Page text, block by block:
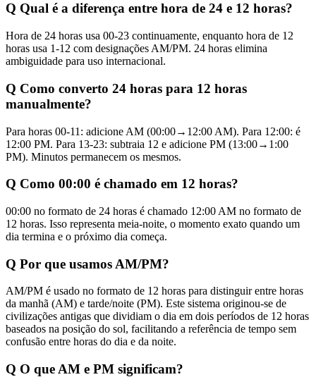
Q Qual é a diferença entre hora de 24 e 12 horas?
Hora de 24 horas usa 00-23 continuamente, enquanto hora de 12
horas usa 1-12 com designações AM/PM. 24 horas elimina
ambiguidade para uso internacional.
Q Como converto 24 horas para 12 horas
manualmente?
Para horas 00-11: adicione AM (00:00→12:00 AM). Para 12:00: é
12:00 PM. Para 13-23: subtraia 12 e adicione PM (13:00→1:00
PM). Minutos permanecem os mesmos.
Q Como 00:00 é chamado em 12 horas?
00:00 no formato de 24 horas é chamado 12:00 AM no formato de
12 horas. Isso representa meia-noite, o momento exato quando um
dia termina e o próximo dia começa.
Q Por que usamos AM/PM?
AM/PM é usado no formato de 12 horas para distinguir entre horas
da manhã (AM) e tarde/noite (PM). Este sistema originou-se de
civilizações antigas que dividiam o dia em dois períodos de 12 horas
baseados na posição do sol, facilitando a referência de tempo sem
confusão entre horas do dia e da noite.
Q O que AM e PM significam?